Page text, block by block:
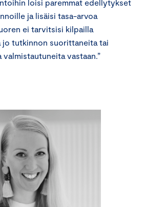
loisi paremmat edellytykset
ja lisäisi tasa-arvoa
ei tarvitsisi kilpailla
jo tutkinnon suorittaneita tai
valmistautuneita vastaan.”